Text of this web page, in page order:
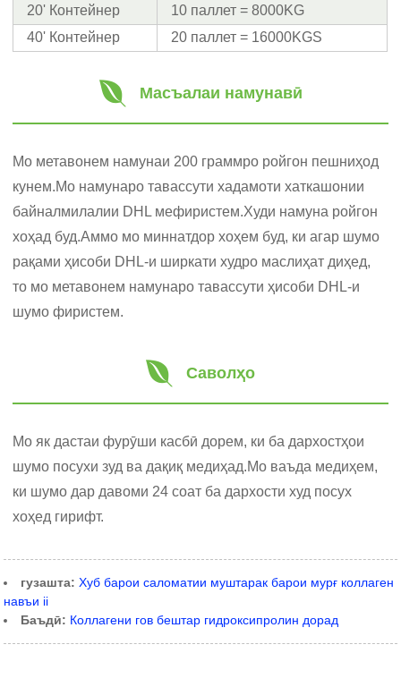
20' Контейнер
10 паллет = 8000KG
40' Контейнер
20 паллет = 16000KGS
Масъалаи намунавӣ
Мо метавонем намунаи 200 граммро ройгон пешниҳод
кунем.Мо намунаро тавассути хадамоти хаткашонии
байналмилалии DHL мефиристем.Худи намуна ройгон
хоҳад буд.Аммо мо миннатдор хоҳем буд, ки агар шумо
рақами ҳисоби DHL-и ширкати худро маслиҳат диҳед,
то мо метавонем намунаро тавассути ҳисоби DHL-и
шумо фиристем.
Саволҳо
Мо як дастаи фурӯши касбӣ дорем, ки ба дархостҳои
шумо посухи зуд ва дақиқ медиҳад.Мо ваъда медиҳем,
ки шумо дар давоми 24 соат ба дархости худ посух
хоҳед гирифт.
гузашта: Хуб барои саломатии муштарак барои мурғ коллаген
навъи ii
Баъдӣ: Коллагени гов бештар гидроксипролин дорад